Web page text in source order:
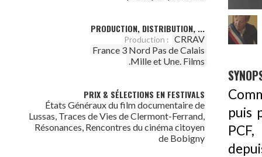
PRODUCTION, DISTRIBUTION, ...
Production : CRRAV
France 3 Nord Pas de Calais
.Mille et Une. Films
PRIX & SÉLECTIONS EN FESTIVALS
États Généraux du film documentaire de
Lussas, Traces de Vies de Clermont-Ferrand,
Résonances, Rencontres du cinéma citoyen
de Bobigny
puis